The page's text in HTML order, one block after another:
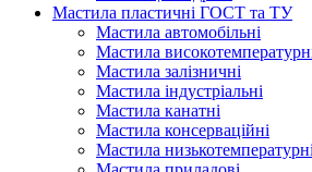
Мастила пластичні ГОСТ та ТУ
Мастила автомобільні
Мастила
Мастила залізничні
Мастила індустріальні
Мастила канатні
Мастила консерваційні
Мастила низькотемпературні